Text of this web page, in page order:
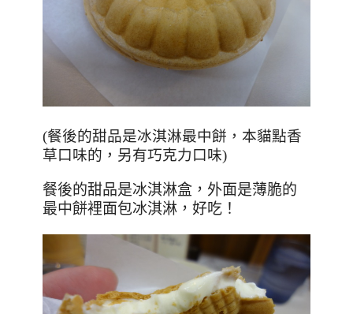
(餐後的甜品是冰淇淋最中餅，本貓點香
草口味的，另有巧克力口味)
餐後的甜品是冰淇淋盒，外面是薄脆的
最中餅裡面包冰淇淋，好吃！